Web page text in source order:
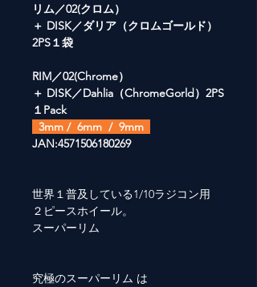
リム／02(クロム）
＋ DISK／ダリア（クロムゴールド）
2PS１袋
RIM／02(Chrome）
＋ DISK／Dahlia（ChromeGorld）2PS
１Pack
3mm / 6mm / 9mm
JAN:4571506180269
世界１普及している1/10ラジコン用
２ピースホイール。
スーパーリム
究極のスーパーリム は